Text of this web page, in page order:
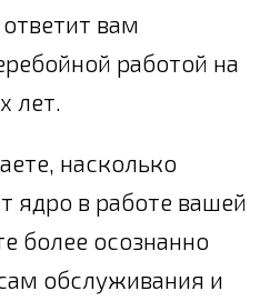
вам
работой на
лет.
насколько
ядро в работе вашей
более осознанно
обслуживания и